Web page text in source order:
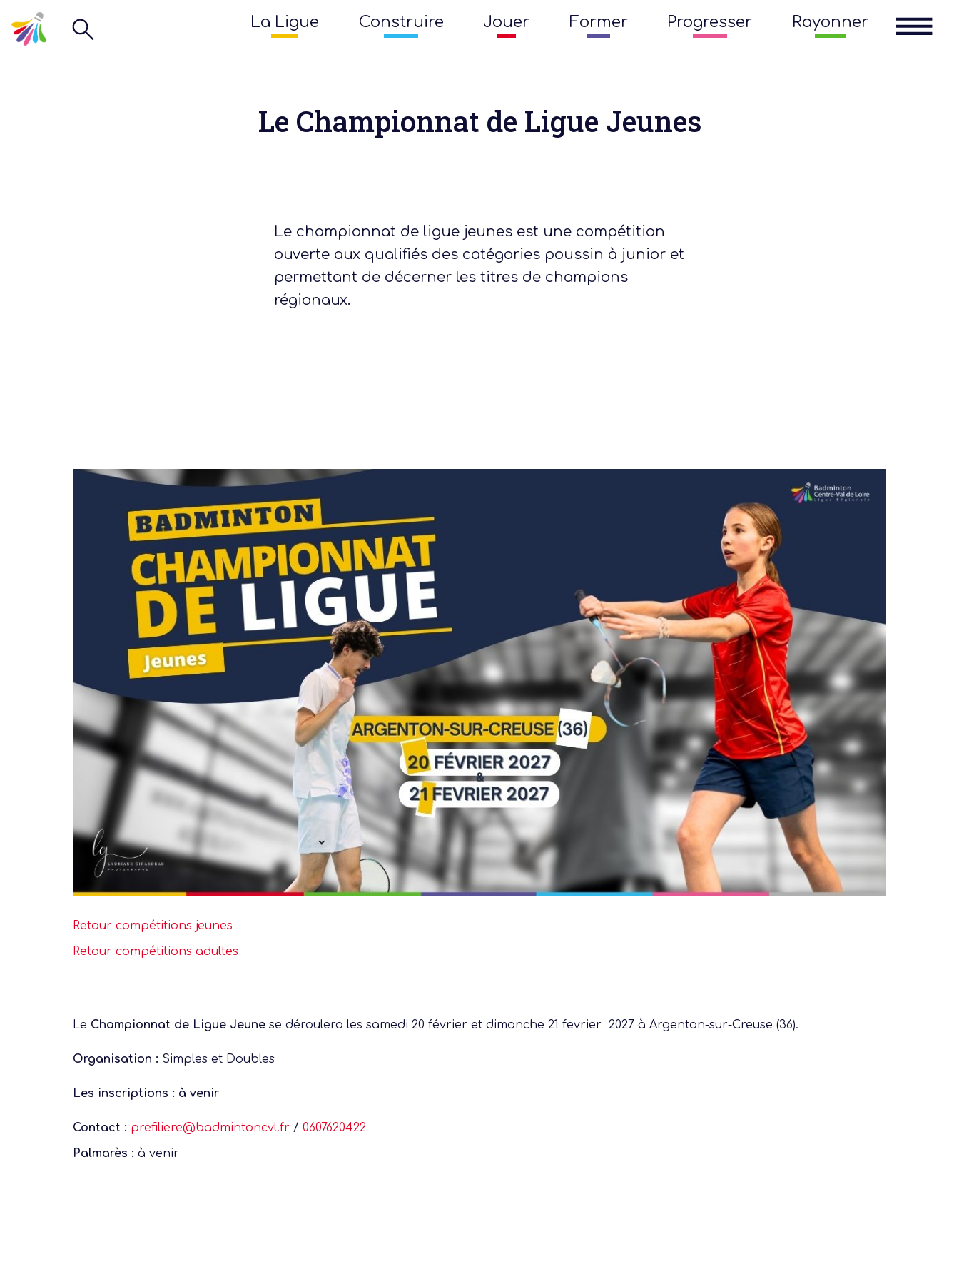
La Ligue Construire Jouer Former Progresser Rayonner
Ligue
Construire
Jouer
Former
Progresser
Notre dernière actu :
Assemblée Générale
Le Championnat de Ligue Jeunes
Le championnat de ligue jeunes est une compétition
ouverte aux qualifiés des catégories poussin à junior et
permettant de décerner les titres de champions
régionaux.
Retour compétitions jeunes
Retour compétitions adultes
Le Championnat de Ligue Jeune se déroulera les samedi 20 février et dimanche 21 fevrier 2027 à Argenton-sur-Creuse (36).
Organisation : Simples et Doubles
Les inscriptions : à venir
Contact : prefiliere@badmintoncvl.fr / 0607620422
Palmarès : à venir